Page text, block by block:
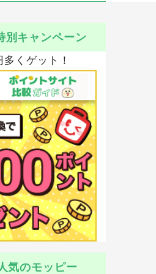
別キャンペーン
くゲット！
気のモッピー